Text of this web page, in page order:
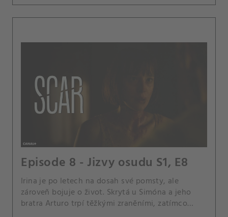
Episode 8 - Jizvy osudu S1, E8
Irina je po letech na dosah své pomsty, ale
zároveň bojuje o život. Skrytá u Simóna a jeho
bratra Arturo trpí těžkými zraněními, zatímco